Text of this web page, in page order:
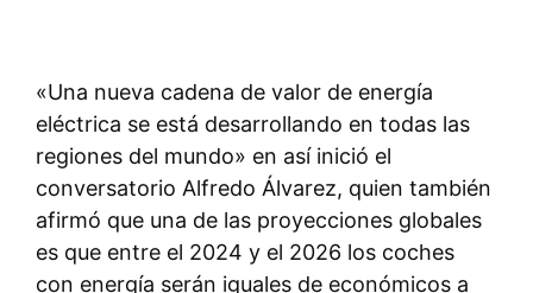
«Una nueva cadena de valor de energía
eléctrica se está desarrollando en todas las
regiones del mundo» en así inició el
conversatorio Alfredo Álvarez, quien también
afirmó que una de las proyecciones globales
es que entre el 2024 y el 2026 los coches
con energía serán iguales de económicos a